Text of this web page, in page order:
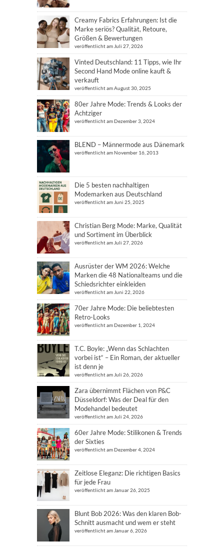
Creamy Fabrics Erfahrungen: Ist die
Marke seriös? Qualität, Retoure,
Größen & Bewertungen
veröffentlicht am Juli 27, 2026
Vinted Deutschland: 11 Tipps, wie Ihr
Second Hand Mode online kauft &
verkauft
veröffentlicht am August 30, 2025
80er Jahre Mode: Trends & Looks der
Achtziger
veröffentlicht am Dezember 3, 2024
BLEND – Männermode aus Dänemark
veröffentlicht am November 16, 2013
Die 5 besten nachhaltigen
Modemarken aus Deutschland
veröffentlicht am Juni 25, 2025
Christian Berg Mode: Marke, Qualität
und Sortiment im Überblick
veröffentlicht am Juli 27, 2026
Ausrüster der WM 2026: Welche
Marken die 48 Nationalteams und die
Schiedsrichter einkleiden
veröffentlicht am Juni 22, 2026
70er Jahre Mode: Die beliebtesten
Retro-Looks
veröffentlicht am Dezember 1, 2024
T.C. Boyle: „Wenn das Schlachten
vorbei ist“ – Ein Roman, der aktueller
ist denn je
veröffentlicht am Juli 26, 2026
Zara übernimmt Flächen von P&C
Düsseldorf: Was der Deal für den
Modehandel bedeutet
veröffentlicht am Juli 24, 2026
60er Jahre Mode: Stilikonen & Trends
der Sixties
veröffentlicht am Dezember 4, 2024
Zeitlose Eleganz: Die richtigen Basics
für jede Frau
veröffentlicht am Januar 26, 2025
Blunt Bob 2026: Was den klaren Bob-
Schnitt ausmacht und wem er steht
veröffentlicht am Januar 6, 2026